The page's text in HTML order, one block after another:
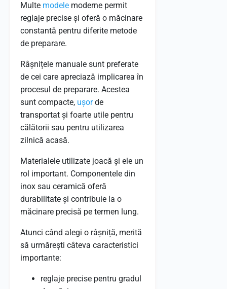
Multe modele moderne permit
reglaje precise și oferă o măcinare
constantă pentru diferite metode
de preparare.
Râșnițele manuale sunt preferate
de cei care apreciază implicarea în
procesul de preparare. Acestea
sunt compacte, ușorde
transportat și foarte utile pentru
călătorii sau pentru utilizarea
zilnică acasă.
Materialele utilizate joacă și ele un
rol important. Componentele din
inox sau ceramică oferă
durabilitate și contribuie la o
măcinare precisă pe termen lung.
Atunci când alegi o râșniță, merită
să urmărești câteva caracteristici
importante:
reglaje precise pentru gradul